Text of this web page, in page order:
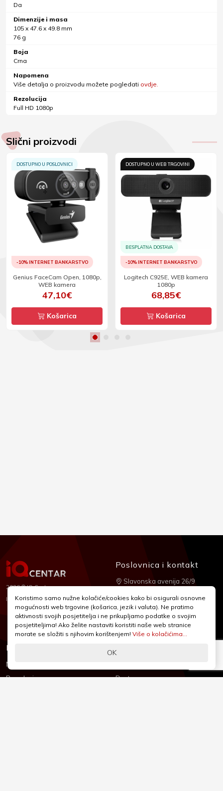
Da
Dimenzije i masa
105 x 47.6 x 49.8 mm
76 g
Boja
Crna
Napomena
Više detalja o proizvodu možete pogledati ovdje.
Rezolucija
Full HD 1080p
Slični proizvodi
DOSTUPNO U POSLOVNICI
-10% INTERNET BANKARSTVO
Genius FaceCam Open, 1080p,
WEB kamera
47,10€
Košarica
DOSTUPNO U WEB TRGOVINI
BESPLATNA DOSTAVA
-10% INTERNET BANKARSTVO
Logitech C925E, WEB kamera
1080p
68,85€
Košarica
2026 © IQ Centar
Izrada:Nubilus
Informacije
Novosti & Promocije
Brandovi
Podrška
Dostava
Poslovnica i kontakt
Slavonska avenija 26/9
+385 1 2455 950
webshop@iqcentar.hr
Pon - Pet od 9 - 17h
Koristimo samo nužne kolačiće/cookies kako bi osigurali osnovne
mogućnosti web trgovine (košarica, jezik i valuta). Ne pratimo
aktivnosti svojih posjetitelja i ne prikupljamo podatke o svojim
posjetiteljima! Ako želite nastaviti koristiti naše web stranice
morate se složiti s njihovim korištenjem! Više o kolačićima...
OK